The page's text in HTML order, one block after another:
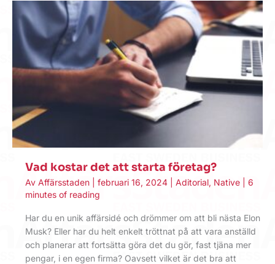
Vad kostar det att starta företag?
Av Affärsstaden februari 16, 2024 Aditorial, Native
6
minutes of reading
Har du en unik affärsidé och drömmer om att bli nästa Elon
Musk? Eller har du helt enkelt tröttnat på att vara anställd
och planerar att fortsätta göra det du gör, fast tjäna mer
pengar, i en egen firma? Oavsett vilket är det bra att